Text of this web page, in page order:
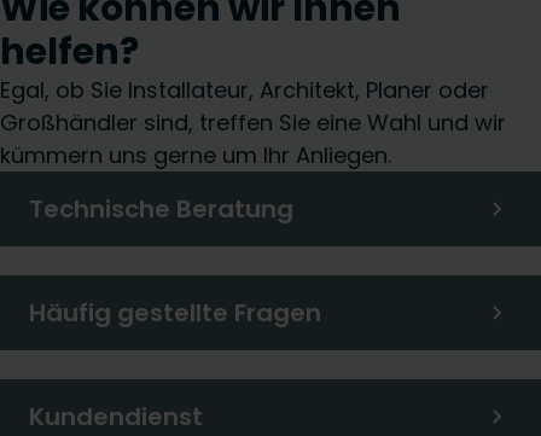
helfen?
Egal, ob Sie Installateur, Architekt, Planer oder
Großhändler sind, treffen Sie eine Wahl und wir
kümmern uns gerne um Ihr Anliegen.
Technische Beratung
Häufig gestellte Fragen
Kundendienst